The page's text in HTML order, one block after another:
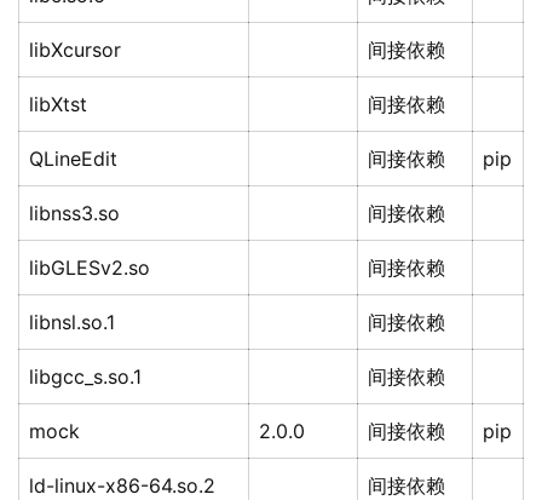
libXcursor 间接依赖
libXtst 间接依赖
QLineEdit 间接依赖 pip
libnss3.so 间接依赖
libGLESv2.so 间接依赖
libnsl.so.1 间接依赖
libgcc_s.so.1 间接依赖
mock 2.0.0 间接依赖 pip
ld-linux-x86-64.so.2 间接依赖